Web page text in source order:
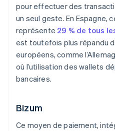
pour effectuer des
un seul geste. En Espagne,
représente 29 % de tous
est toutefois plus répandu
européens, comme
où l’utilisation des wallets
bancaires.
Bizum
Ce moyen de paiement,